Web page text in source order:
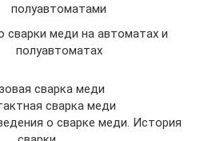
полуавтоматами
сварки меди на автоматах и
полуавтоматах
сварка меди
сварка меди
о сварке меди. История